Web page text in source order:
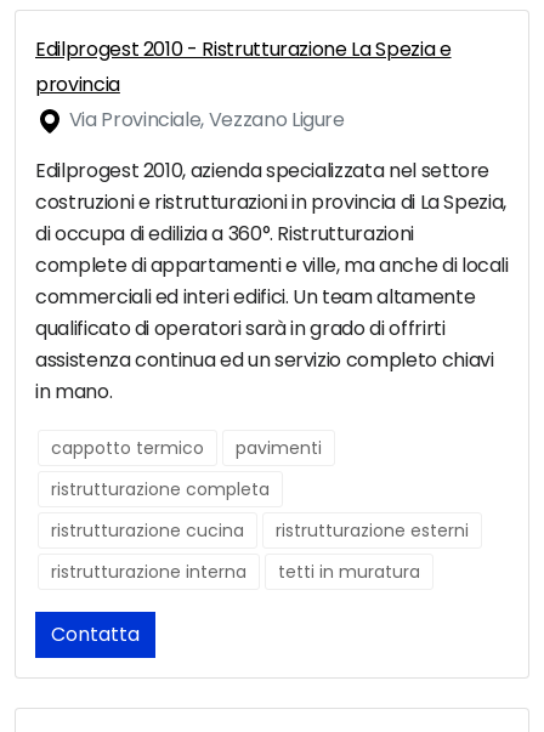
Edilprogest 2010 - Ristrutturazione La Spezia e
provincia
Via Provinciale, Vezzano Ligure
Edilprogest 2010, azienda specializzata nel settore
costruzioni e ristrutturazioni in provincia di La Spezia,
di occupa di edilizia a 360°. Ristrutturazioni
complete di appartamenti e ville, ma anche di locali
commerciali ed interi edifici. Un team altamente
qualificato di operatori sarà in grado di offrirti
assistenza continua ed un servizio completo chiavi
in mano.
cappotto termico
pavimenti
ristrutturazione completa
ristrutturazione cucina
ristrutturazione esterni
ristrutturazione interna
tetti in muratura
Contatta